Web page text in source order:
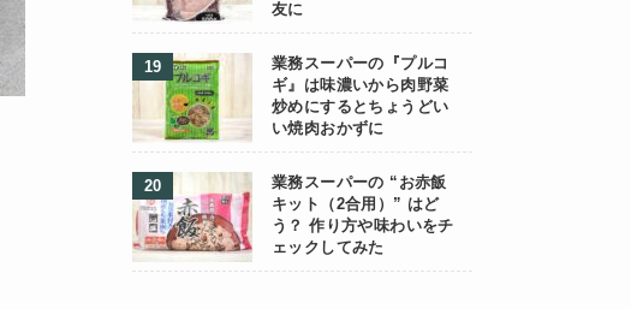
友に
業務スーパーの『プルコ
ギ』は味濃いから肉野菜
炒めにするとちょうどい
い焼肉おかずに
業務スーパーの “お赤飯
キット（2合用）” はど
う？ 作り方や味わいをチ
ェックしてみた